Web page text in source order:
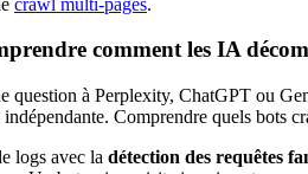
comment les IA
question à Perplexity, ChatGPT ou
Comprendre quels bots
logs avec la détection des requêtes